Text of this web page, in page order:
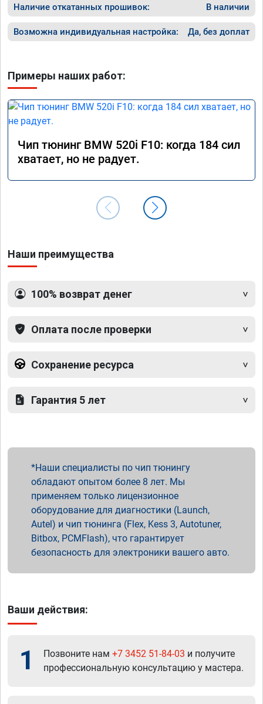
Наличие откатанных прошивок: В наличии
Возможна индивидуальная настройка: Да, без доплат
Примеры наших работ:
Чип тюнинг BMW 520i F10: когда 184 сил
хватает, но не радует.
Наши преимущества
100% возврат денег
Оплата после проверки
Сохранение ресурса
Гарантия 5 лет
Наши специалисты по чип тюнингу
обладают опытом более 8 лет. Мы
применяем только лицензионное
оборудование для диагностики (Launch,
Autel) и чип тюнинга (Flex, Kess 3, Autotuner,
Bitbox, PCMFlash), что гарантирует
безопасность для электроники вашего авто.
Ваши действия:
1 Позвоните нам +7 3452 51-84-03 и получите
профессиональную консультацию у мастера.